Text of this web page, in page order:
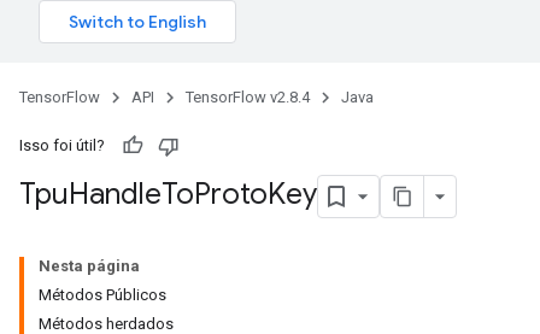
TensorFlow API TensorFlow v2.8.4 Java
Isso foi útil?
TpuHandleToProtoKey
Nesta página
Métodos Públicos
Métodos herdados